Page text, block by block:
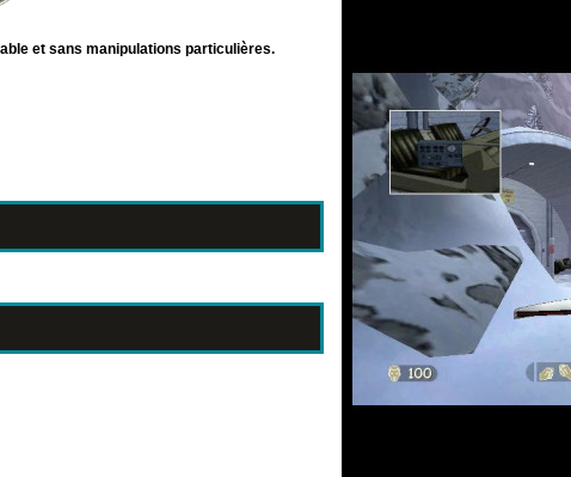
et sans manipulations particulières.